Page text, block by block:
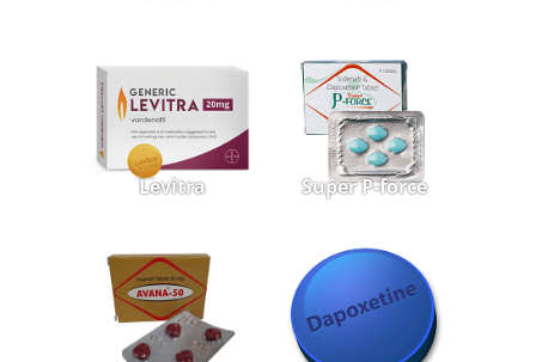
Levitra Super P-force